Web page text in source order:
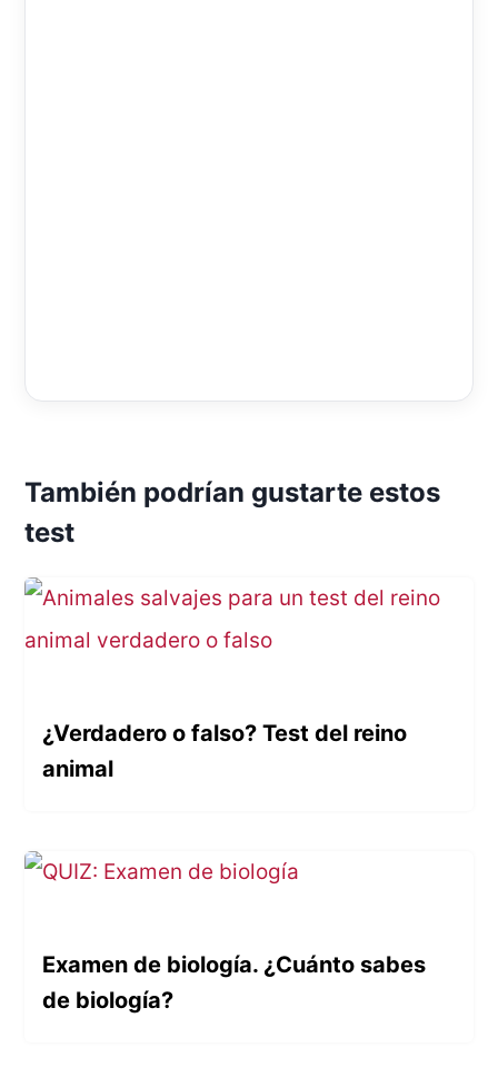
También podrían gustarte estos
test
¿Verdadero o falso? Test del reino
animal
Examen de biología. ¿Cuánto sabes
de biología?